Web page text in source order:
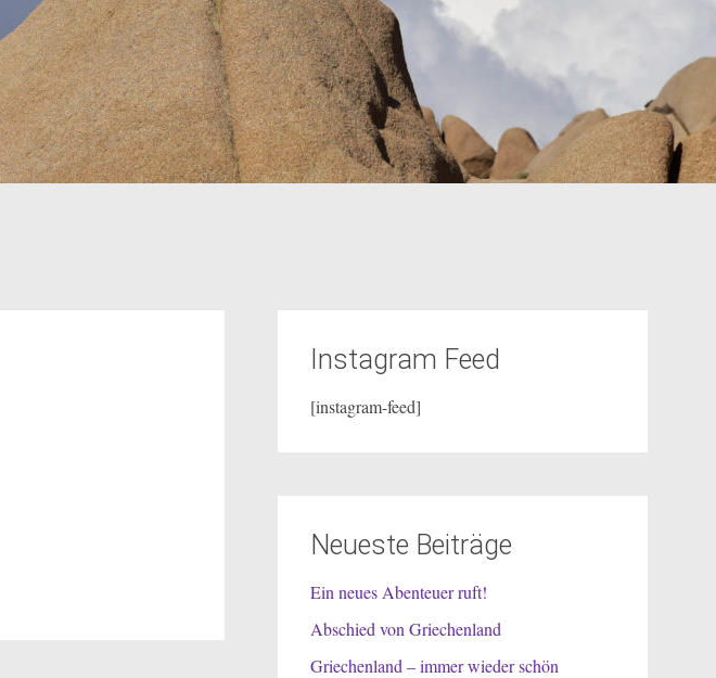
Instagram Feed
[instagram-feed]
Neueste Beiträge
Ein neues Abenteuer ruft!
Abschied von Griechenland
Griechenland – immer wieder schön